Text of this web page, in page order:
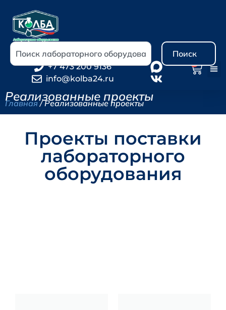
Поиск
+7 473 200 9136
info@kolba24.ru
Реализованные проекты
Главная/ Реализованные проекты
Проекты поставки
лабораторного
оборудования